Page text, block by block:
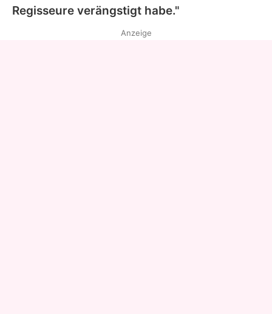
Regisseure verängstigt habe."
Anzeige